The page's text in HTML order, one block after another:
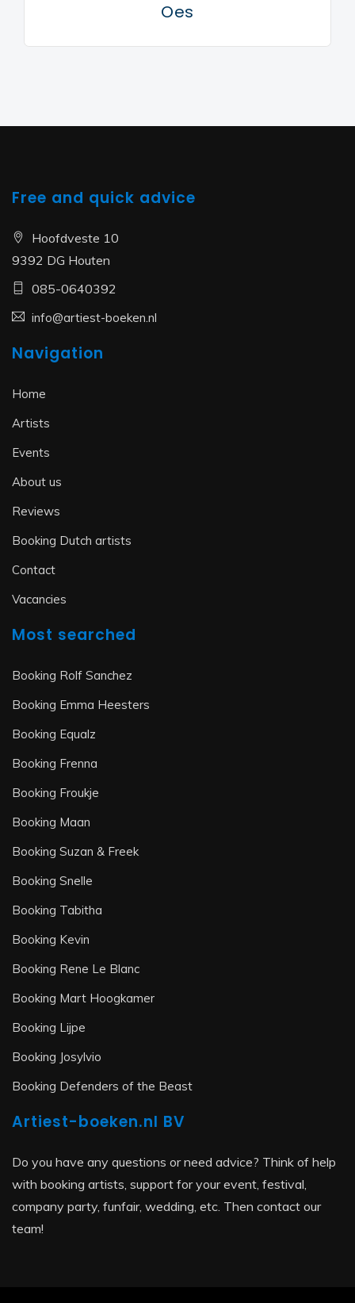
Oes
Free and quick advice
Hoofdveste 10
9392 DG Houten
085-0640392
info@artiest-boeken.nl
Navigation
Home
Artists
Events
About us
Reviews
Booking Dutch artists
Contact
Vacancies
Most searched
Booking Rolf Sanchez
Booking Emma Heesters
Booking Equalz
Booking Frenna
Booking Froukje
Booking Maan
Booking Suzan & Freek
Booking Snelle
Booking Tabitha
Booking Kevin
Booking Rene Le Blanc
Booking Mart Hoogkamer
Booking Lijpe
Booking Josylvio
Booking Defenders of the Beast
Artiest-boeken.nl BV
Do you have any questions or need advice? Think of help
with booking artists, support for your event, festival,
company party, funfair, wedding, etc. Then contact our
team!